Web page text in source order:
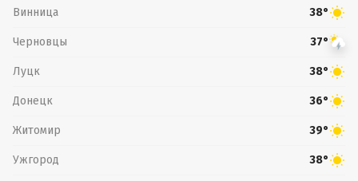
Винница 38°
Черновцы 37°
Луцк 38°
Донецк 36°
Житомир 39°
Ужгород 38°